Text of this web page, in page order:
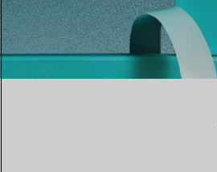
Alliances pour femme